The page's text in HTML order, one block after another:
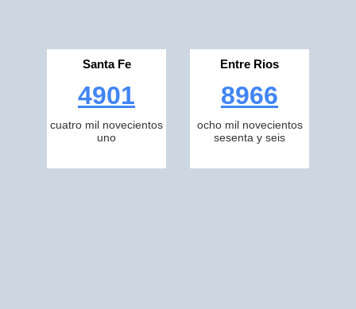
Santa Fe
4901
cuatro mil novecientos
uno
Entre Rios
8966
ocho mil novecientos
sesenta y seis